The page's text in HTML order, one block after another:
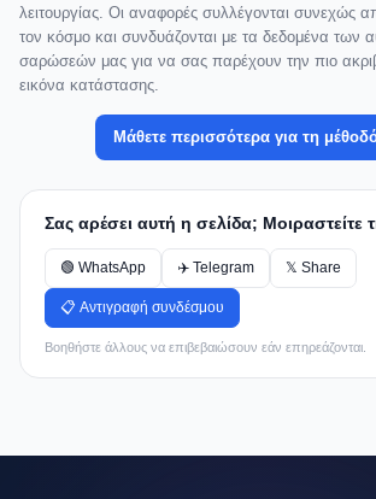
λειτουργίας. Οι αναφορές συλλέγονται συνεχώς
τον κόσμο και συνδυάζονται με τα δεδομένα των
σαρώσεών μας για να σας παρέχουν την πιο
εικόνα κατάστασης.
Μάθετε περισσότερα για τη
Σας αρέσει αυτή η σελίδα; Μοιραστείτε
🟢 WhatsApp ✈️ Telegram 𝕏 Share
📋 Αντιγραφή συνδέσμου
Βοηθήστε άλλους να επιβεβαιώσουν εάν επηρεάζονται.